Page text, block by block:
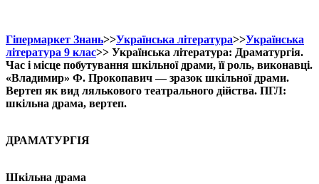
Гіпермаркет Знань>>Українська література>>Українська
література 9 клас>> Українська література: Драматургія.
Час і місце побутування шкільної драми, її роль, виконавці.
«Владимир» Ф. Прокопавич — зразок шкільної драми.
Вертеп як вид лялькового театрального дійства. ПГЛ:
шкільна драма, вертеп.
ДРАМАТУРГІЯ
Шкільна драма